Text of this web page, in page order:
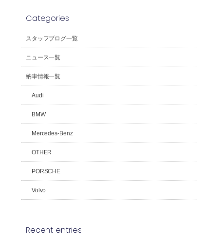
Categories
スタッフブログ一覧
ニュース一覧
納車情報一覧
Audi
BMW
Mercedes-Benz
OTHER
PORSCHE
Volvo
Recent entries